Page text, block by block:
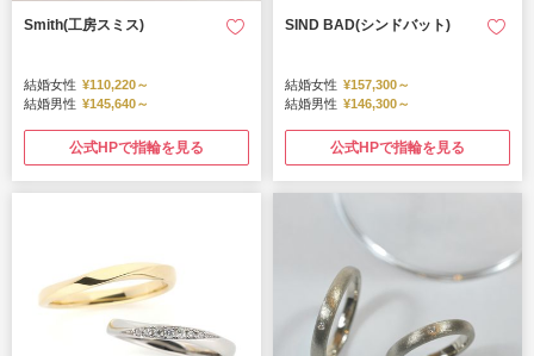
Smith(工房スミス)
結婚女性 ¥110,220～
結婚男性 ¥145,640～
公式HPで指輪を見る
SIND BAD(シンドバット)
結婚女性 ¥157,300～
結婚男性 ¥146,300～
公式HPで指輪を見る